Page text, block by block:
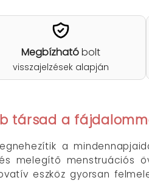
Megbízhatóbolt
visszajelzések alapján
társad a
a
melegítő menstruációs
eszköz gyorsan